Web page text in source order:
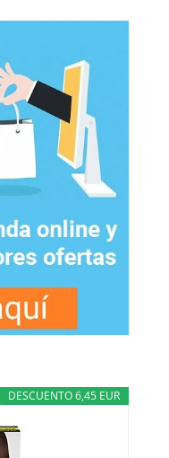
DESCUENTO 6,45 EUR